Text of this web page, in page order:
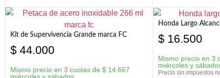
Kit de Supervivencia Grande marca FC
$ 44.000
Mismo precio en 3 cuotas de $ 14.667
miércoles y sábados
Honda Largo
$ 16.500
Mismo precio en 3
miércoles y
Precio sin impuestos